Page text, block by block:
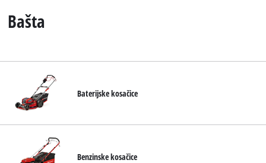
SRСрпски
Bašta
Baterijske kosačice
Benzinske kosačice